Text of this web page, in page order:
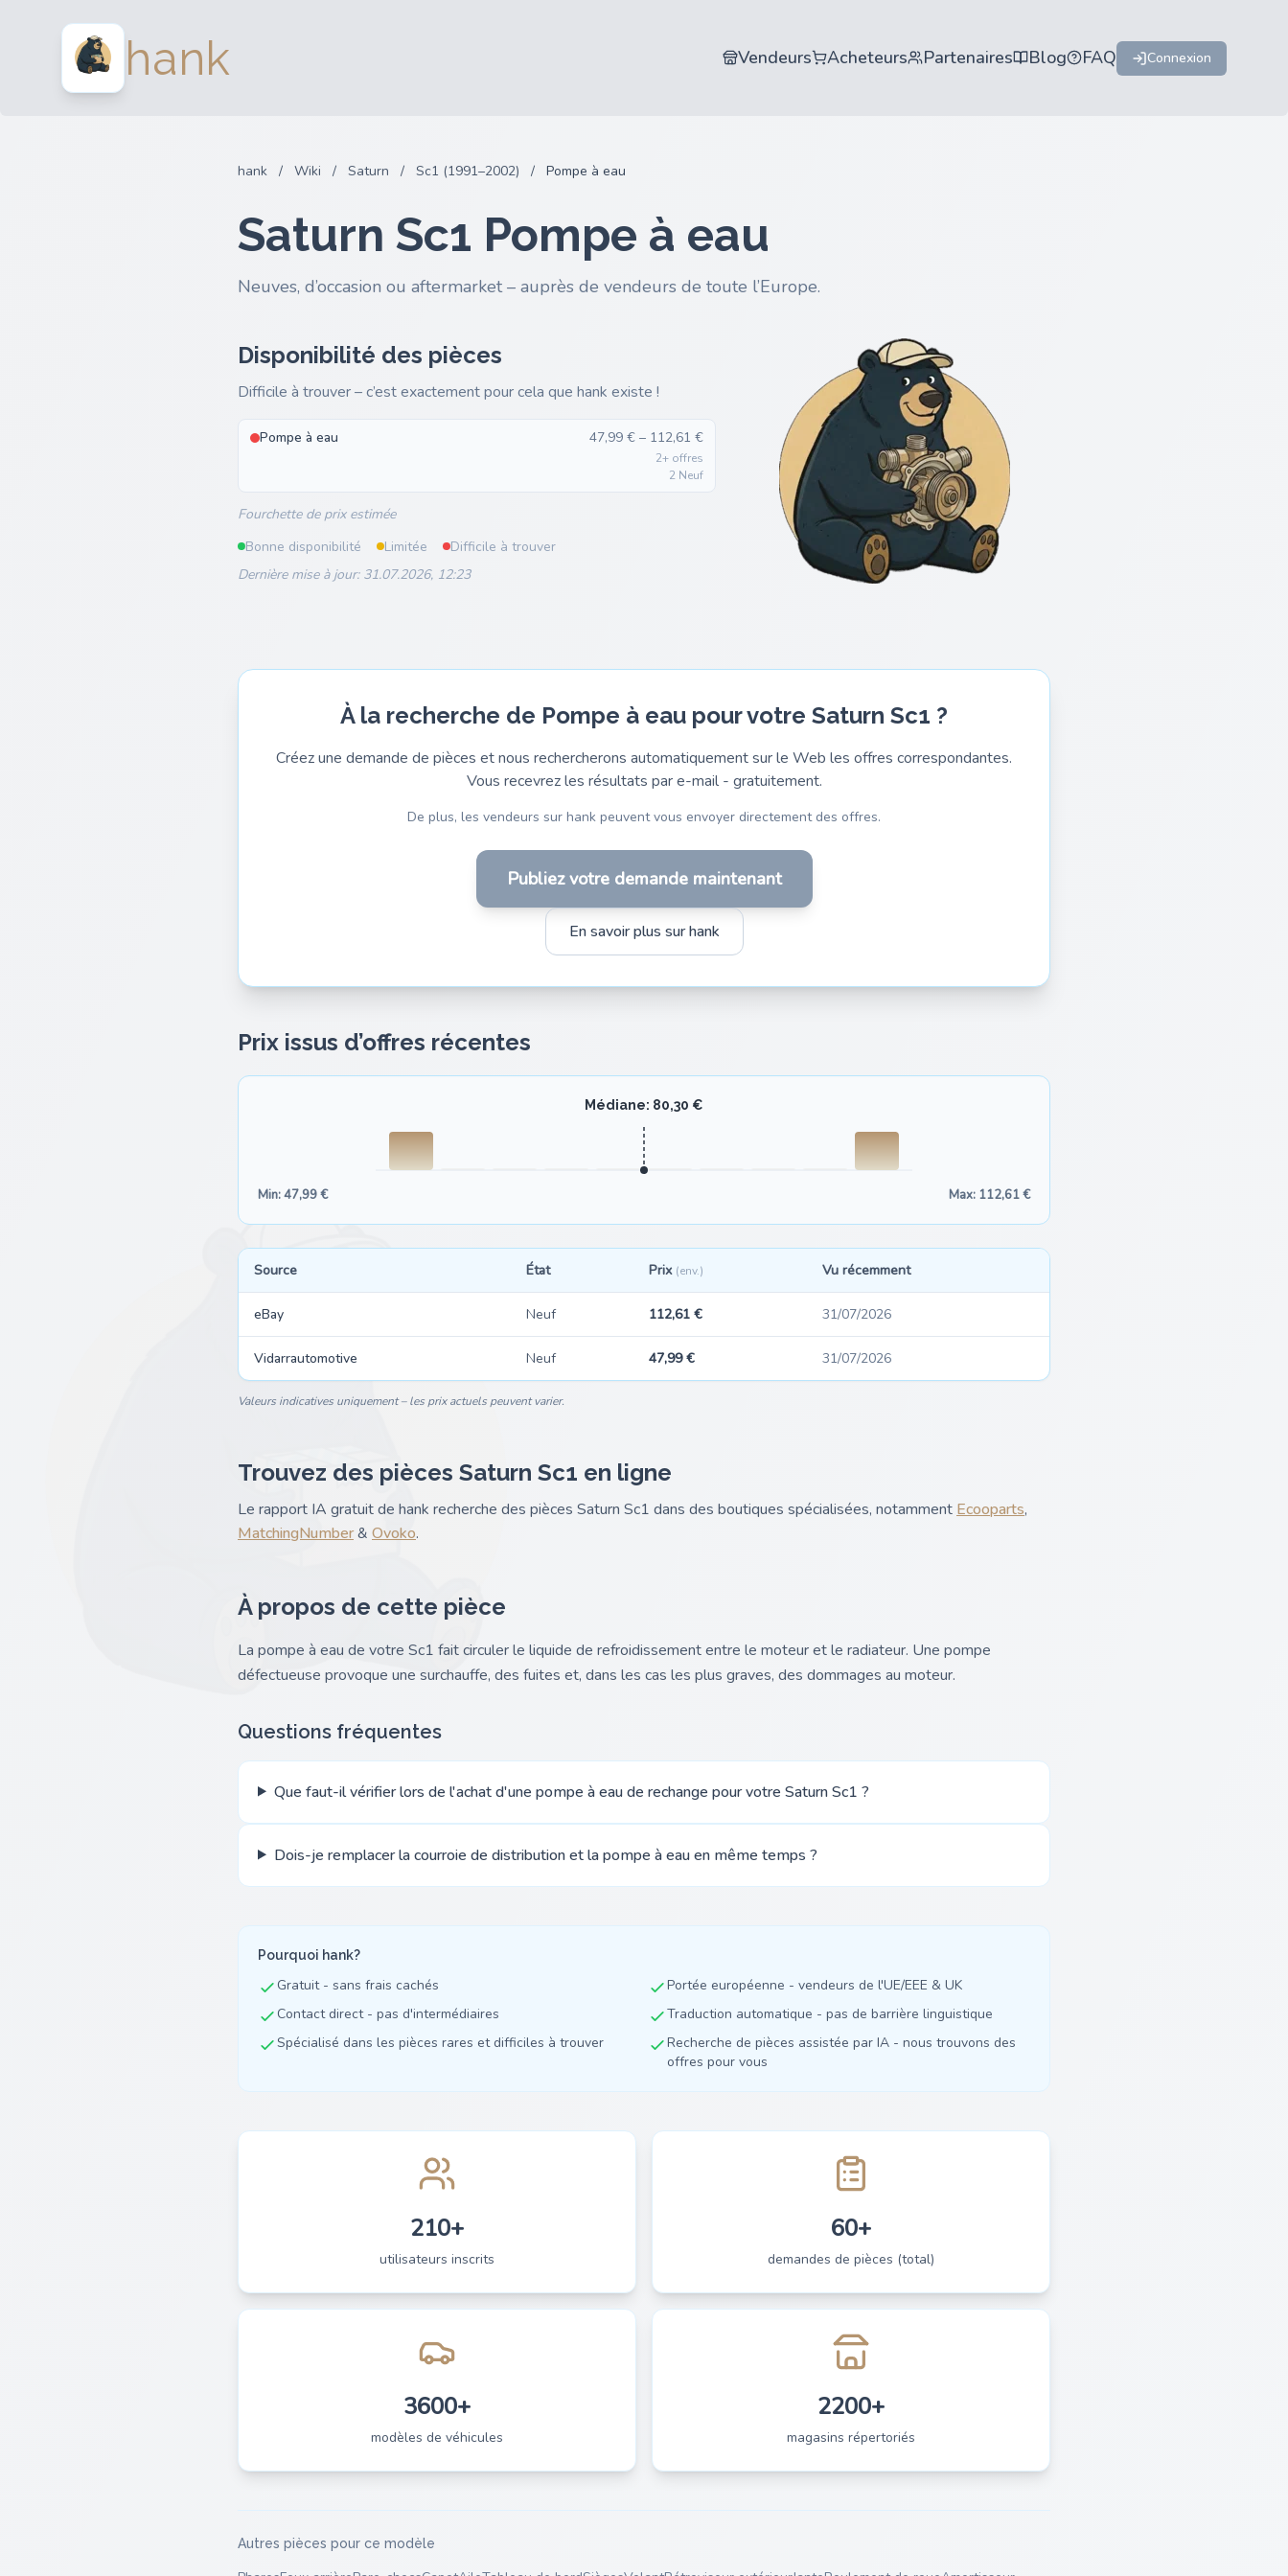
hank Vendeurs Acheteurs Partenaires Blog FAQ Connexion
hank / Wiki / Saturn / Sc1 (1991–2002) / Pompe à eau
Saturn Sc1 Pompe à eau
Neuves, d’occasion ou aftermarket – auprès de vendeurs de toute l’Europe.
Disponibilité des pièces
Difficile à trouver – c’est exactement pour cela que hank existe !
Pompe à eau 47,99 € – 112,61 €
2+ offres
2 Neuf
Fourchette de prix estimée
Bonne disponibilité
Limitée
Difficile à trouver
Dernière mise à jour: 31.07.2026, 12:23
À la recherche de Pompe à eau pour votre Saturn Sc1 ?
Créez une demande de pièces et nous rechercherons automatiquement sur le Web les offres correspondantes.
Vous recevrez les résultats par e-mail - gratuitement.
De plus, les vendeurs sur hank peuvent vous envoyer directement des offres.
Publiez votre demande maintenant
En savoir plus sur hank
Prix issus d’offres récentes
Médiane: 80,30 €
Min: 47,99 € Max: 112,61 €
Source État Prix (env.) Vu récemment
eBay Neuf 112,61 € 31/07/2026
Vidarrautomotive Neuf 47,99 € 31/07/2026
Valeurs indicatives uniquement – les prix actuels peuvent varier.
Trouvez des pièces Saturn Sc1 en ligne
Le rapport IA gratuit de hank recherche des pièces Saturn Sc1 dans des boutiques spécialisées, notamment Ecooparts,
MatchingNumber& Ovoko.
À propos de cette pièce
La pompe à eau de votre Sc1 fait circuler le liquide de refroidissement entre le moteur et le radiateur. Une pompe
défectueuse provoque une surchauffe, des fuites et, dans les cas les plus graves, des dommages au moteur.
Questions fréquentes
Que faut-il vérifier lors de l'achat d'une pompe à eau de rechange pour votre Saturn Sc1 ?
Dois-je remplacer la courroie de distribution et la pompe à eau en même temps ?
Pourquoi hank?
Gratuit - sans frais cachés
Portée européenne - vendeurs de l'UE/EEE & UK
Contact direct - pas d'intermédiaires
Traduction automatique - pas de barrière linguistique
Spécialisé dans les pièces rares et difficiles à trouver
Recherche de pièces assistée par IA - nous trouvons des
offres pour vous
210+
utilisateurs inscrits
60+
demandes de pièces (total)
3600+
modèles de véhicules
2200+
magasins répertoriés
Autres pièces pour ce modèle